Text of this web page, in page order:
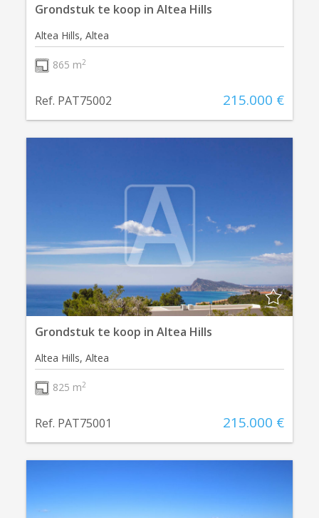
Grondstuk te koop in Altea Hills
Altea Hills, Altea
865 m2
Ref. PAT75002 215.000 €
Grondstuk te koop in Altea Hills
Altea Hills, Altea
825 m2
Ref. PAT75001 215.000 €